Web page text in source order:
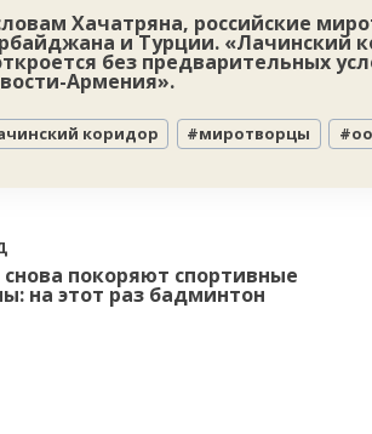
Хачатряна, российские
и Турции. «Лачинский
без предварительных
Армения».
коридор #миротворцы #
покоряют спортивные
на этот раз бадминтон